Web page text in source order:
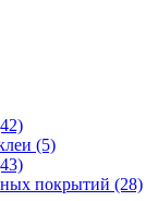
(5)
покрытий (28)